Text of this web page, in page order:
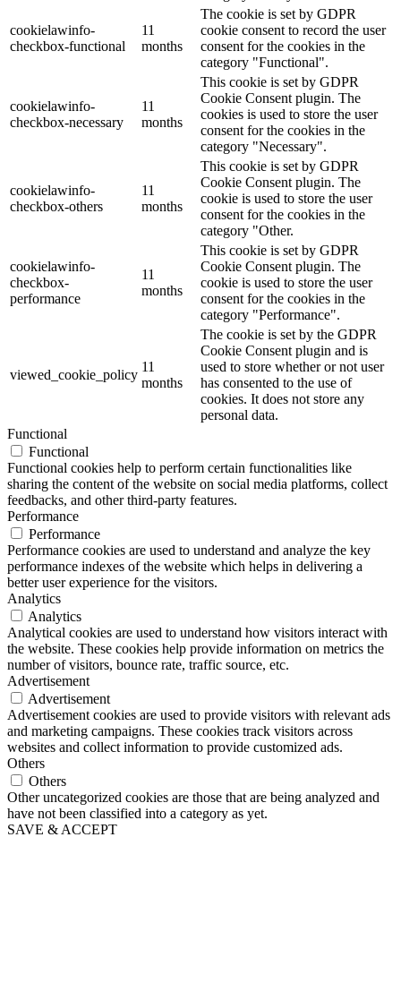
cookielawinfo-
checkbox-functional
11
months
The cookie is set by GDPR
cookie consent to record the user
consent for the cookies in the
category "Functional".
cookielawinfo-
checkbox-necessary
11
months
This cookie is set by GDPR
Cookie Consent plugin. The
cookies is used to store the user
consent for the cookies in the
category "Necessary".
cookielawinfo-
checkbox-others
11
months
This cookie is set by GDPR
Cookie Consent plugin. The
cookie is used to store the user
consent for the cookies in the
category "Other.
cookielawinfo-
checkbox-
performance
11
months
This cookie is set by GDPR
Cookie Consent plugin. The
cookie is used to store the user
consent for the cookies in the
category "Performance".
viewed_cookie_policy
11
months
The cookie is set by the GDPR
Cookie Consent plugin and is
used to store whether or not user
has consented to the use of
cookies. It does not store any
personal data.
Functional
Functional
Functional cookies help to perform certain functionalities like
sharing the content of the website on social media platforms, collect
feedbacks, and other third-party features.
Performance
Performance
Performance cookies are used to understand and analyze the key
performance indexes of the website which helps in delivering a
better user experience for the visitors.
Analytics
Analytics
Analytical cookies are used to understand how visitors interact with
the website. These cookies help provide information on metrics the
number of visitors, bounce rate, traffic source, etc.
Advertisement
Advertisement
Advertisement cookies are used to provide visitors with relevant ads
and marketing campaigns. These cookies track visitors across
websites and collect information to provide customized ads.
Others
Others
Other uncategorized cookies are those that are being analyzed and
have not been classified into a category as yet.
SAVE & ACCEPT